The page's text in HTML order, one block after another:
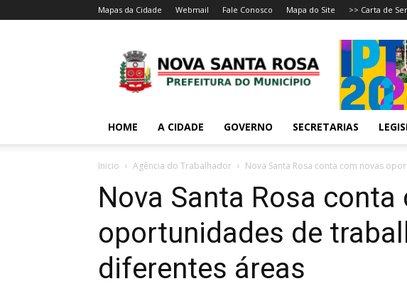
Mapas da Cidade Webmail Fale Conosco Mapa do Site >> Carta de
HOME A CIDADE GOVERNO SECRETARIAS
Inicio Agência do Trabalhador Nova Santa Rosa conta com novas
Nova Santa Rosa conta
oportunidades de
diferentes áreas